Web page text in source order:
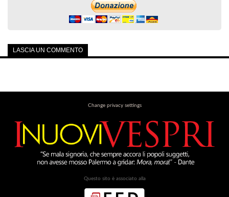
LASCIA UN COMMENTO
Change privacy settings
Questo sito è associato alla